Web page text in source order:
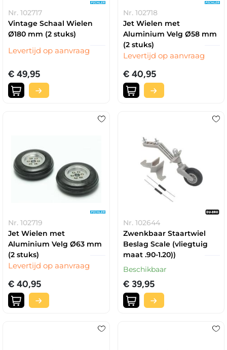
Nr. 102717
Vintage Schaal Wielen
Ø180 mm (2 stuks)
Levertijd op aanvraag
€ 49,95
Nr. 102718
Jet Wielen met
Aluminium Velg Ø58 mm
(2 stuks)
Levertijd op aanvraag
€ 40,95
Nr. 102719
Jet Wielen met
Aluminium Velg Ø63 mm
(2 stuks)
Levertijd op aanvraag
€ 40,95
Nr. 102644
Zwenkbaar Staartwiel
Beslag Scale (vliegtuig
maat .90-1.20))
Beschikbaar
€ 39,95